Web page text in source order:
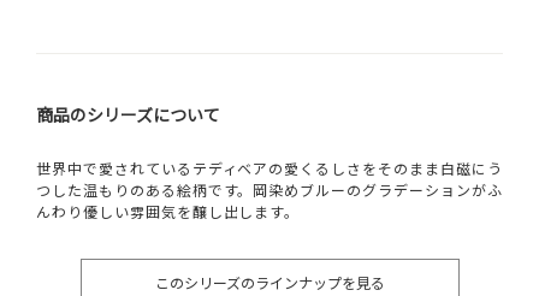
商品のシリーズについて
世界中で愛されているテディベアの愛くるしさをそのまま白磁にう
つした温もりのある絵柄です。岡染めブルーのグラデーションがふ
んわり優しい雰囲気を醸し出します。
このシリーズのラインナップを見る